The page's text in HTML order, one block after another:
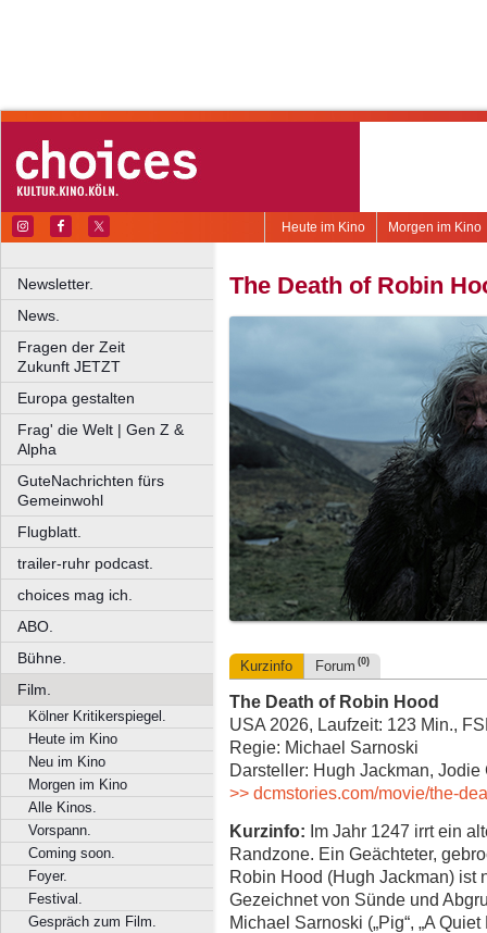
Morgen im Kino
Heute im Kino
Newsletter.
News.
Fragen der Zeit
Zukunft JETZT
Europa gestalten
Frag' die Welt | Gen Z &
Alpha
GuteNachrichten fürs
Gemeinwohl
Flugblatt.
trailer-ruhr podcast.
choices mag ich.
ABO.
Bühne.
Film.
Kölner Kritikerspiegel.
Heute im Kino
Neu im Kino
Morgen im Kino
Alle Kinos.
Vorspann.
Coming soon.
Foyer.
Festival.
Gespräch zum Film.
The Death of Robin
Kurzinfo Forum (0)
The Death of Robin Hood
USA 2026, Laufzeit: 123 Min.,
Regie: Michael Sarnoski
Darsteller: Hugh Jackman,
>> dcmstories.com/movie/the-
Kurzinfo: Im Jahr 1247 irrt ein
Randzone. Ein Geächteter,
Robin Hood (Hugh Jackman) ist
Gezeichnet von Sünde und
Michael Sarnoski („Pig“, „A